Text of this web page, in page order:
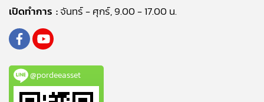
เปิดทำการ :จันทร์ - ศุกร์, 9.00 - 17.00 น.
@pordeeasset